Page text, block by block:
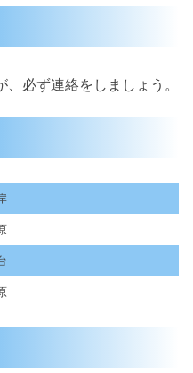
必ず連絡をしましょう。